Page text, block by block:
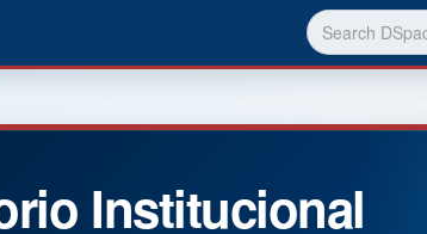
Institucional